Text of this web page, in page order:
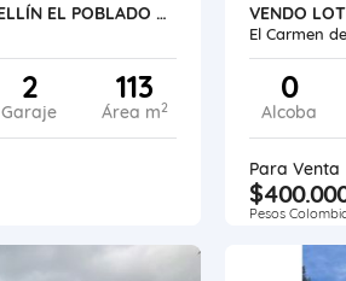
VENTA APARTAMENTO MEDELLÍN EL POBLADO PROVENZA
2
Garaje
113
Área m2
El Carmen
0
Alcoba
Para Venta
Pesos